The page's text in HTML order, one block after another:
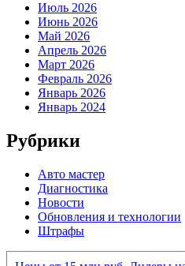
Июль 2026
Июнь 2026
Май 2026
Апрель 2026
Март 2026
Февраль 2026
Январь 2026
Январь 2024
Рубрики
Авто мастер
Диагностика
Новости
Обновления и технологии
Штрафы